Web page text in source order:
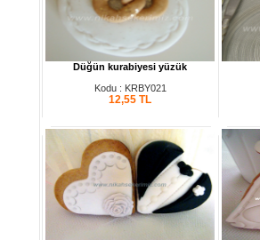
Düğün kurabiyesi yüzük
Kodu : KRBY021
12,55 TL